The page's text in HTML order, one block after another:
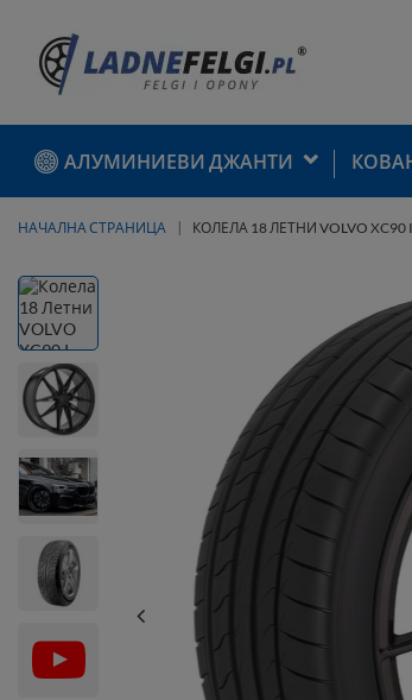
АЛУМИНИЕВИ ДЖАНТИ
НАЧАЛНА СТРАНИЦА КОЛЕЛА 18 ЛЕТНИ VOLVO XC90